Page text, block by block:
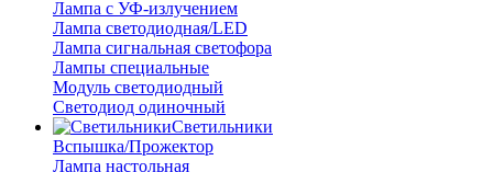
Лампа с УФ-излучением
Лампа светодиодная/LED
Лампа сигнальная светофора
Лампы специальные
Модуль светодиодный
Светодиод одиночный
Светильники
Вспышка/Прожектор
Лампа настольная